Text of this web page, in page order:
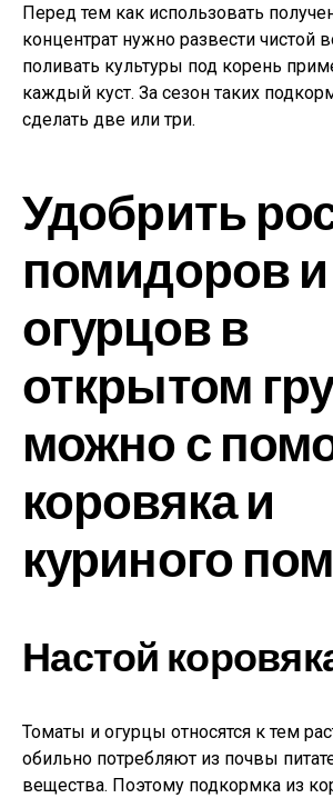
Перед тем как использовать
концентрат нужно развести чистой
поливать культуры под корень
каждый куст. За сезон таких
сделать две или три.
Удобрить
помидоров и
огурцов в
открытом
можно с
коровяка и
куриного
Настой
Томаты и огурцы относятся к тем
обильно потребляют из почвы
вещества. Поэтому подкормка из